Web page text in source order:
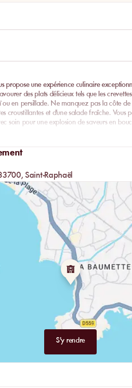
propose une expérience culinaire
des plats délicieux tels que les
ou en persillade. Ne manquez pas la côte
croustillantes et d'une salade fraîche. Vous
soin pour une explosion de saveurs en
Saint-Raphaël
S'y rendre